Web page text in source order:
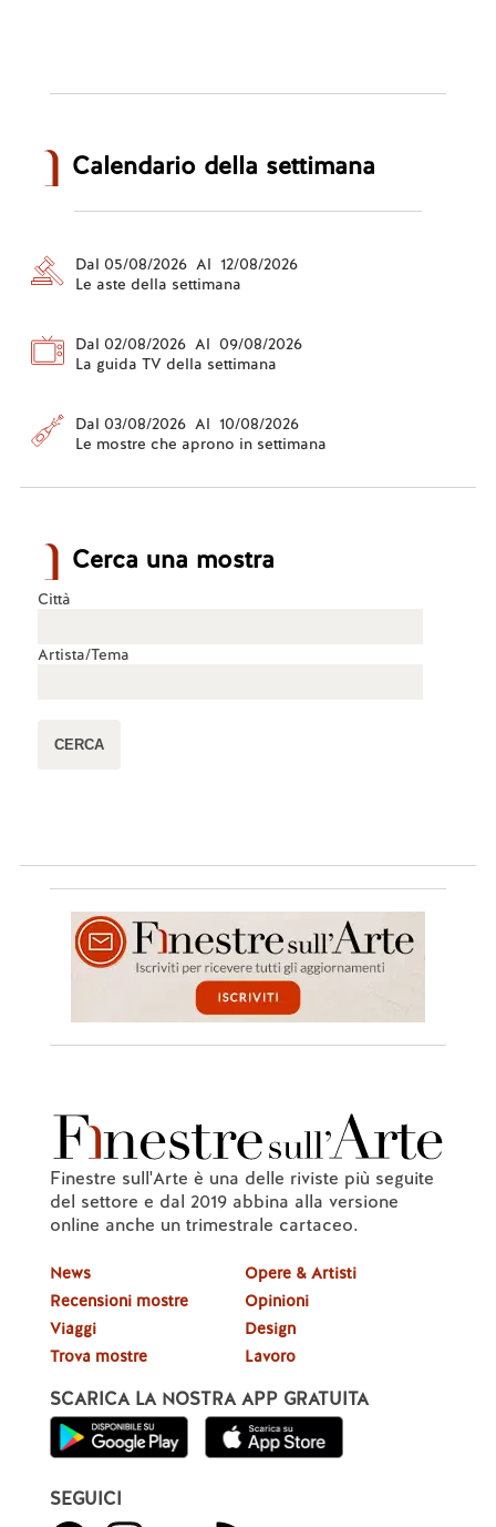
Calendario della settimana
Dal 05/08/2026 Al 12/08/2026
Le aste della settimana
Dal 02/08/2026 Al 09/08/2026
La guida TV della settimana
Dal 03/08/2026 Al 10/08/2026
Le mostre che aprono in settimana
Cerca una mostra
Città
Artista/Tema
Finestre sull'Arte è una delle riviste più seguite
del settore e dal 2019 abbina alla versione
online anche un trimestrale cartaceo.
News
Recensioni mostre
Viaggi
Trova mostre
Opere & Artisti
Opinioni
Design
Lavoro
SCARICA LA NOSTRA APP GRATUITA
SEGUICI